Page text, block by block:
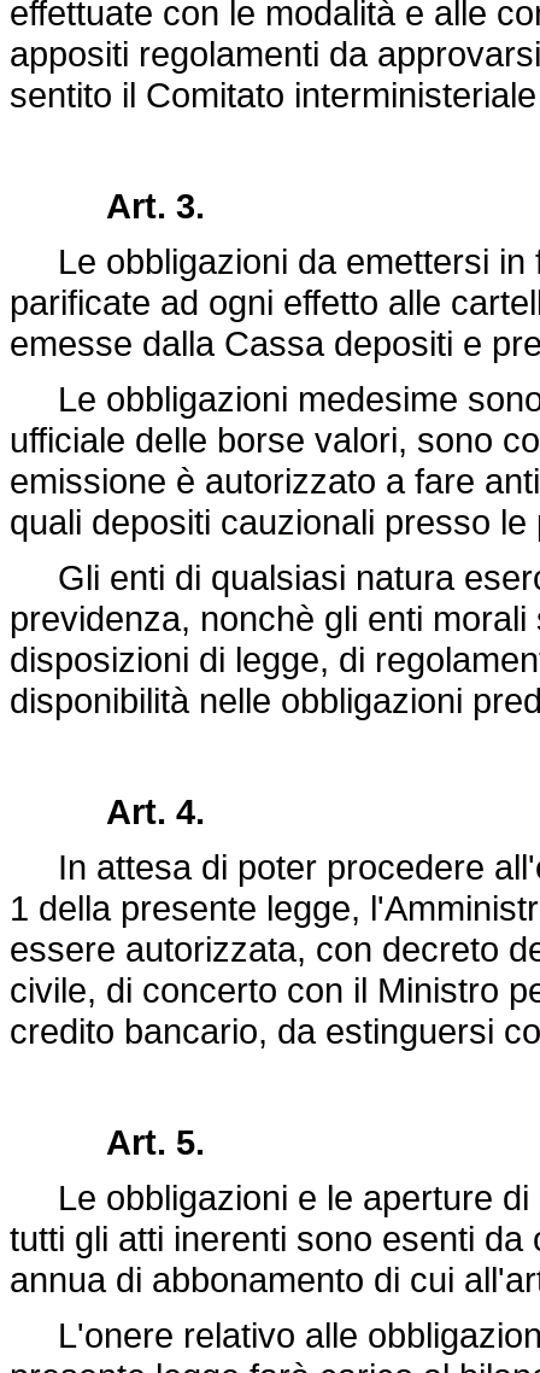
effettuate con le modalità e alle
appositi regolamenti da
sentito il Comitato
Art. 3.
Le obbligazioni da emettersi in
parificate ad ogni effetto alle
emesse dalla Cassa depositi e
Le obbligazioni medesime
ufficiale delle borse valori, sono
emissione è autorizzato a fare
quali depositi cauzionali presso
Gli enti di qualsiasi natura
previdenza, nonchè gli enti
disposizioni di legge, di
disponibilità nelle obbligazioni
Art. 4.
In attesa di poter procedere
1 della presente legge,
essere autorizzata, con decreto
civile, di concerto con il Ministro
credito bancario, da estinguersi
Art. 5.
Le obbligazioni e le aperture di
tutti gli atti inerenti sono esenti
annua di abbonamento di cui
L'onere relativo alle